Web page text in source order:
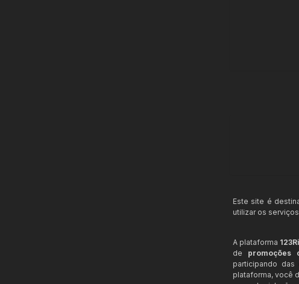
Este site é
utilizar os
A plataforma
de promoções
participando das
plataforma, você